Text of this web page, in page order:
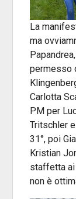
La
ma
permesso
Carlotta
PM per
Tritschler
31°, poi
Kristian
staffetta ai
non è